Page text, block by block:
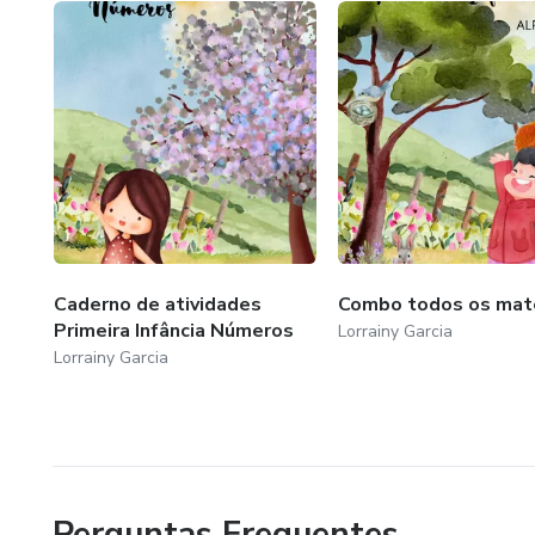
Caderno de atividades
Primeira Infância Números
Lorrainy Garcia
Combo todos os
Lorrainy Garcia